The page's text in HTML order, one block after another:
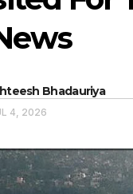
Bhadauriya
4, 2026